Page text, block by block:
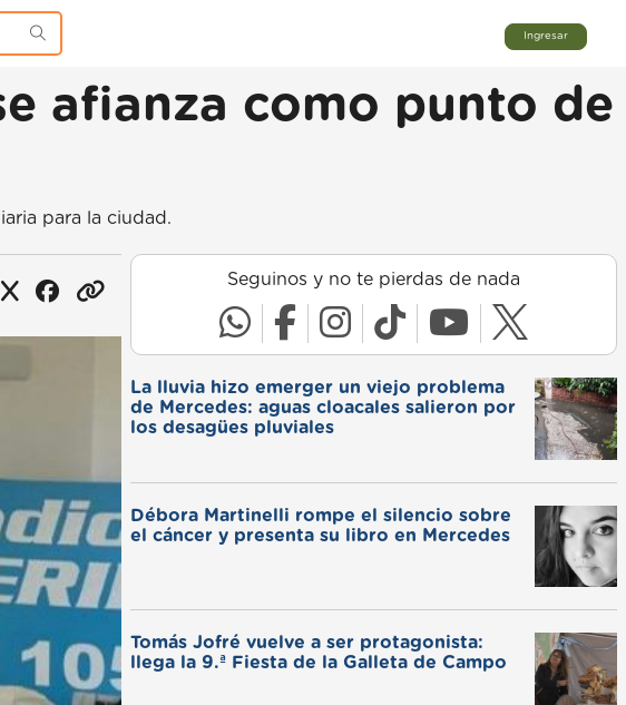
Ingresar
afianza como punto de
para la ciudad.
Seguinos y no te pierdas de nada
La lluvia hizo emerger un viejo problema
de Mercedes: aguas cloacales salieron por
los desagües pluviales
Débora Martinelli rompe el silencio sobre
el cáncer y presenta su libro en Mercedes
Tomás Jofré vuelve a ser protagonista:
llega la 9.ª Fiesta de la Galleta de Campo